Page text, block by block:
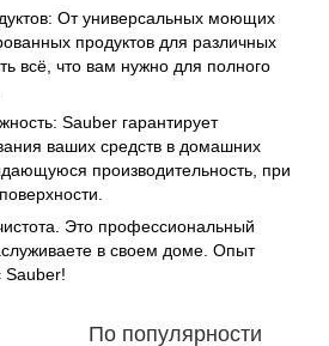
От универсальных моющих
продуктов для различных
всё, что вам нужно для полного
Sauber гарантирует
ваших средств в домашних
производительность, при
Это профессиональный
в своем доме. Опыт
Sauber!
По популярности